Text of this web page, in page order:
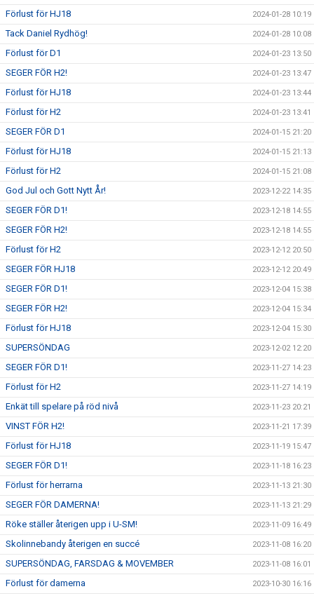
Förlust för HJ18 2024-01-28 10:19
Tack Daniel Rydhög! 2024-01-28 10:08
Förlust för D1 2024-01-23 13:50
SEGER FÖR H2! 2024-01-23 13:47
Förlust för HJ18 2024-01-23 13:44
Förlust för H2 2024-01-23 13:41
SEGER FÖR D1 2024-01-15 21:20
Förlust för HJ18 2024-01-15 21:13
Förlust för H2 2024-01-15 21:08
God Jul och Gott Nytt År! 2023-12-22 14:35
SEGER FÖR D1! 2023-12-18 14:55
SEGER FÖR H2! 2023-12-18 14:55
Förlust för H2 2023-12-12 20:50
SEGER FÖR HJ18 2023-12-12 20:49
SEGER FÖR D1! 2023-12-04 15:38
SEGER FÖR H2! 2023-12-04 15:34
Förlust för HJ18 2023-12-04 15:30
SUPERSÖNDAG 2023-12-02 12:20
SEGER FÖR D1! 2023-11-27 14:23
Förlust för H2 2023-11-27 14:19
Enkät till spelare på röd nivå 2023-11-23 20:21
VINST FÖR H2! 2023-11-21 17:39
Förlust för HJ18 2023-11-19 15:47
SEGER FÖR D1! 2023-11-18 16:23
Förlust för herrarna 2023-11-13 21:30
SEGER FÖR DAMERNA! 2023-11-13 21:29
Röke ställer återigen upp i U-SM! 2023-11-09 16:49
Skolinnebandy återigen en succé 2023-11-08 16:20
SUPERSÖNDAG, FARSDAG & MOVEMBER 2023-11-08 16:01
Förlust för damerna 2023-10-30 16:16